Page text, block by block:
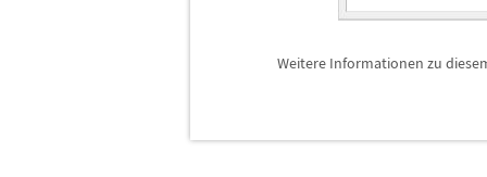
Weitere Informationen zu